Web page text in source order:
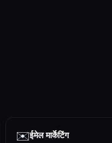
✉️ईमेल मार्केटिंग